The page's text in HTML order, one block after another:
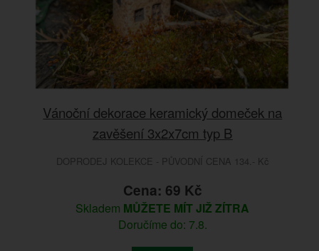
Vánoční dekorace keramický domeček na
zavěšení 3x2x7cm typ B
DOPRODEJ KOLEKCE - PŮVODNÍ CENA 134.- Kč
Cena: 69 Kč
Skladem MŮŽETE MÍT JIŽ ZÍTRA
Doručíme do: 7.8.